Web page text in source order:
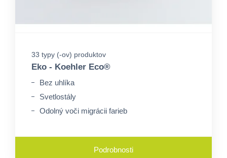
33 typy (-ov) produktov
Eko - Koehler Eco®
Bez uhlíka
Svetlostály
Odolný voči migrácii farieb
Podrobnosti